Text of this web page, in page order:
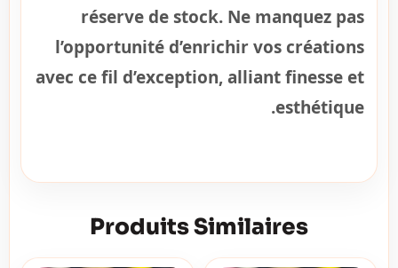
réserve de stock. Ne manquez pas
l’opportunité d’enrichir vos créations
avec ce fil d’exception, alliant finesse et
esthétique.
Produits Similaires